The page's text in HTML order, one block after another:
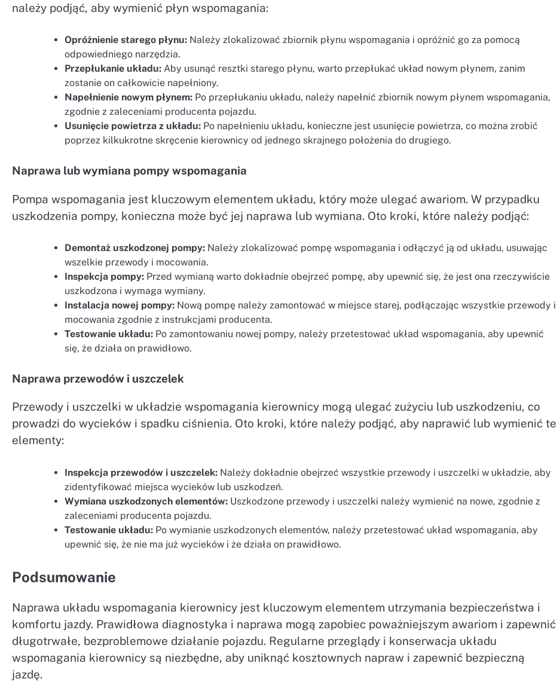
należy podjąć, aby wymienić płyn wspomagania:
Opróżnienie starego płynu: Należy zlokalizować zbiornik płynu wspomagania i opróżnić go za pomocą
odpowiedniego narzędzia.
Przepłukanie układu: Aby usunąć resztki starego płynu, warto przepłukać układ nowym płynem, zanim
zostanie on całkowicie napełniony.
Napełnienie nowym płynem: Po przepłukaniu układu, należy napełnić zbiornik nowym płynem wspomagania,
zgodnie z zaleceniami producenta pojazdu.
Usunięcie powietrza z układu: Po napełnieniu układu, konieczne jest usunięcie powietrza, co można zrobić
poprzez kilkukrotne skręcenie kierownicy od jednego skrajnego położenia do drugiego.
Naprawa lub wymiana pompy wspomagania
Pompa wspomagania jest kluczowym elementem układu, który może ulegać awariom. W przypadku
uszkodzenia pompy, konieczna może być jej naprawa lub wymiana. Oto kroki, które należy podjąć:
Demontaż uszkodzonej pompy: Należy zlokalizować pompę wspomagania i odłączyć ją od układu, usuwając
wszelkie przewody i mocowania.
Inspekcja pompy: Przed wymianą warto dokładnie obejrzeć pompę, aby upewnić się, że jest ona rzeczywiście
uszkodzona i wymaga wymiany.
Instalacja nowej pompy: Nową pompę należy zamontować w miejsce starej, podłączając wszystkie przewody i
mocowania zgodnie z instrukcjami producenta.
Testowanie układu: Po zamontowaniu nowej pompy, należy przetestować układ wspomagania, aby upewnić
się, że działa on prawidłowo.
Naprawa przewodów i uszczelek
Przewody i uszczelki w układzie wspomagania kierownicy mogą ulegać zużyciu lub uszkodzeniu, co
prowadzi do wycieków i spadku ciśnienia. Oto kroki, które należy podjąć, aby naprawić lub wymienić te
elementy:
Inspekcja przewodów i uszczelek: Należy dokładnie obejrzeć wszystkie przewody i uszczelki w układzie, aby
zidentyfikować miejsca wycieków lub uszkodzeń.
Wymiana uszkodzonych elementów: Uszkodzone przewody i uszczelki należy wymienić na nowe, zgodnie z
zaleceniami producenta pojazdu.
Testowanie układu: Po wymianie uszkodzonych elementów, należy przetestować układ wspomagania, aby
upewnić się, że nie ma już wycieków i że działa on prawidłowo.
Podsumowanie
Naprawa układu wspomagania kierownicy jest kluczowym elementem utrzymania bezpieczeństwa i
komfortu jazdy. Prawidłowa diagnostyka i naprawa mogą zapobiec poważniejszym awariom i zapewnić
długotrwałe, bezproblemowe działanie pojazdu. Regularne przeglądy i konserwacja układu
wspomagania kierownicy są niezbędne, aby uniknąć kosztownych napraw i zapewnić bezpieczną
jazdę.